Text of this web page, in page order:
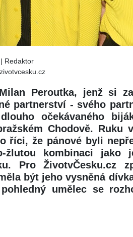
| Redaktor
Peroutka, jenž si
partnerství - svého
očekávaného
Chodově. Ruku
říci, že pánové byli
žlutou kombinaci
Pro ŽivotvČesku.cz
být jeho vysněná
umělec se